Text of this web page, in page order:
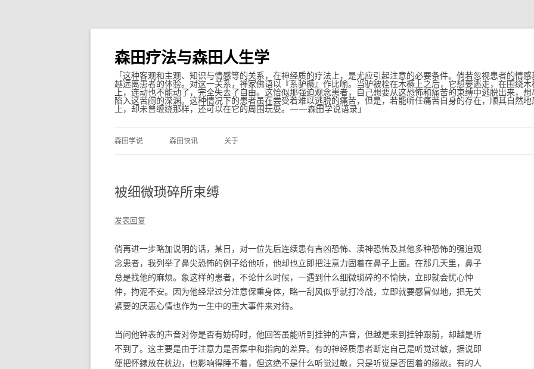
森田疗法与森田人生学
「这种客观和主观、知识与情感等的关系，在神经质的疗法上，是尤应引起注意的必要条件。倘若忽视患者的情
越远离患者的体验。对这一关系，禅家佛语以『系驴橛』作比喻。当驴被栓在木橛上之后，它想要逃走，在围绕
上，连动也不能动了，完全失去了自由。这恰似那强迫观念患者，自己想要从这恐怖和痛苦的束缚中逃脱出来，
陷入这苦闷的深渊。这种情况下的患者虽在尝受着难以逃脱的痛苦，但是，若能听任痛苦自身的存在，顺其自然
上，却未曾缠绕那样，还可以在它的周围玩耍。——森田学说语录」
森田学说 森田快讯 关于
被细微琐碎所束缚
发表回复
倘再进一步略加说明的话，某日，对一位先后连续患有吉凶恐怖、渎神恐怖及其他多种恐怖的强迫观
念患者，我列举了鼻尖恐怖的例子给他听，他却也立即把注意力固着在鼻子上面。在那几天里，鼻子
总是找他的麻烦。象这样的患者，不论什么时候，一遇到什么细微琐碎的不愉快，立即就会忧心忡
仲，拘泥不安。因为他经常过分注意保重身体，略一刮风似乎就打冷战，立即就要感冒似地，把无关
紧要的厌恶心情也作为一生中的重大事件来对待。
当问他钟表的声音对你是否有妨碍时，他回答虽能听到挂钟的声音，但越是来到挂钟跟前，却越是听
不到了。这主要是由于注意力是否集中和指向的差异。有的神经质患者断定自己是听觉过敏，据说即
便把怀錶放在枕边，也影响得睡不着，但这绝不是什么听觉过敏，只是听觉是否固着的缘故。有的人